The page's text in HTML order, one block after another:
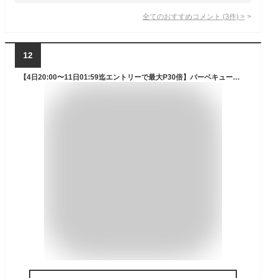
全てのおすすめコメント (3件) >
12
【4日20:00〜11日01:59迄エントリーで最大P30倍】バーベキューグリル フタ付き SLOWER BBQ STOVE Alta XB アルタ・エックス キャンプ アウトドア